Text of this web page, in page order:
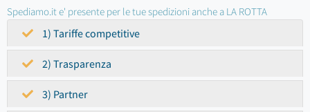
Spediamo.it e' presente per le tue spedizioni anche a LA ROTTA
1) Tariffe competitive
2) Trasparenza
3) Partner